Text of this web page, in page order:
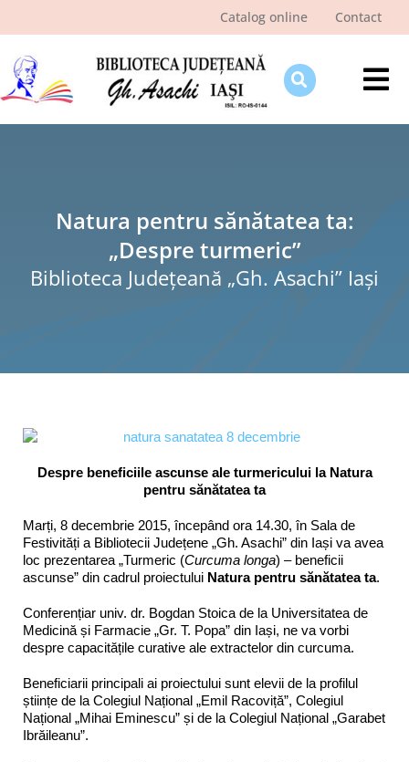
Catalog online Contact
Ştiri şi evenimente
Programe şi proiecte
Interes public
Natura pentru sănătatea ta:
„Despre turmeric”
Biblioteca Judeţeană „Gh. Asachi” Iaşi
Despre beneficiile ascunse ale turmericului la Natura
pentru sănătatea ta
Marți, 8 decembrie 2015, începând ora 14.30, în Sala de
Festivități a Bibliotecii Județene „Gh. Asachi” din Iași va avea
loc prezentarea „Turmeric (Curcuma longa) – beneficii
ascunse” din cadrul proiectului Natura pentru sănătatea ta.
Conferențiar univ. dr. Bogdan Stoica de la Universitatea de
Medicină și Farmacie „Gr. T. Popa” din Iași, ne va vorbi
despre capacitățile curative ale extractelor din curcuma.
Beneficiarii principali ai proiectului sunt elevii de la profilul
științe de la Colegiul Național „Emil Racoviță”, Colegiul
Național „Mihai Eminescu” și de la Colegiul Național „Garabet
Ibrăileanu”.